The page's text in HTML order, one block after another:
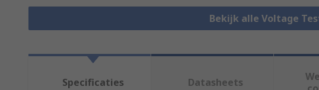
Bekijk alle Voltage
Specificaties Datasheets